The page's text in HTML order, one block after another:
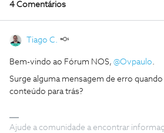
4 Comentários
Tiago C.
Bem-vindo ao Fórum NOS, @Ovpaulo.
Surge alguma mensagem de erro
conteúdo para trás?
Ajude a comunidade a encontrar